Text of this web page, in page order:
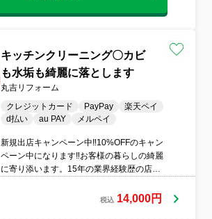
キッチンクリーニング〇カビ
も水垢も綺麗に落とします
丸吉リフォーム
クレジットカード
PayPay
楽天ペイ
d払い
au PAY メルペイ
新規出店キャンペーン中‼️10%OFFのキャン
ペーン中になります‼️お客様の暮らしの綺麗
に寄り添います。15年の業界経験歴の店長
税込 14,000円